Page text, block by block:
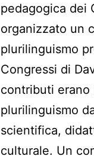
pedagogica dei
organizzato un
plurilinguismo
Congressi di
contributi erano
plurilinguismo
scientifica,
culturale. Un